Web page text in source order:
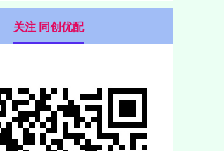
关注 同创优配